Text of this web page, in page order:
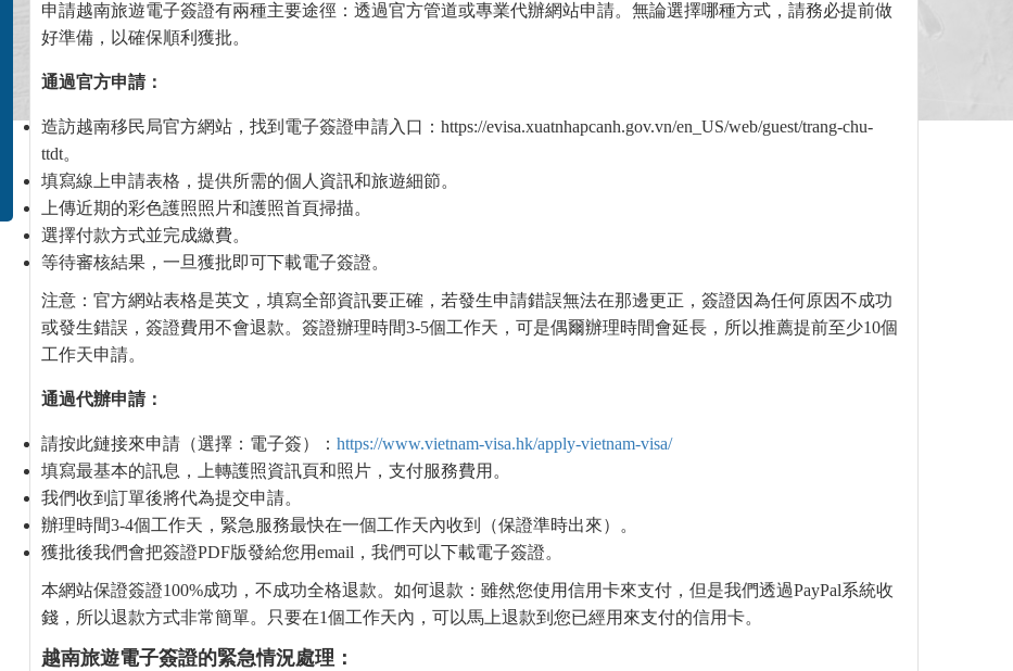
申請越南旅遊電子簽證有兩種主要途徑：透過官方管道或專業代辦網站申請。無論選擇哪種方式，請務必提前做
好準備，以確保順利獲批。
通過官方申請：
造訪越南移民局官方網站，找到電子簽證申請入口：https://evisa.xuatnhapcanh.gov.vn/en_US/web/guest/trang-chu-
ttdt。
填寫線上申請表格，提供所需的個人資訊和旅遊細節。
上傳近期的彩色護照照片和護照首頁掃描。
選擇付款方式並完成繳費。
等待審核結果，一旦獲批即可下載電子簽證。
注意：官方網站表格是英文，填寫全部資訊要正確，若發生申請錯誤無法在那邊更正，簽證因為任何原因不成功
或發生錯誤，簽證費用不會退款。簽證辦理時間3-5個工作天，可是偶爾辦理時間會延長，所以推薦提前至少10個
工作天申請。
通過代辦申請：
請按此鏈接來申請（選擇：電子簽）： https://www.vietnam-visa.hk/apply-vietnam-visa/
填寫最基本的訊息，上轉護照資訊頁和照片，支付服務費用。
我們收到訂單後將代為提交申請。
辦理時間3-4個工作天，緊急服務最快在一個工作天內收到（保證準時出來）。
獲批後我們會把簽證PDF版發給您用email，我們可以下載電子簽證。
本網站保證簽證100%成功，不成功全格退款。如何退款：雖然您使用信用卡來支付，但是我們透過PayPal系統收
錢，所以退款方式非常簡單。只要在1個工作天內，可以馬上退款到您已經用來支付的信用卡。
越南旅遊電子簽證的緊急情況處理：